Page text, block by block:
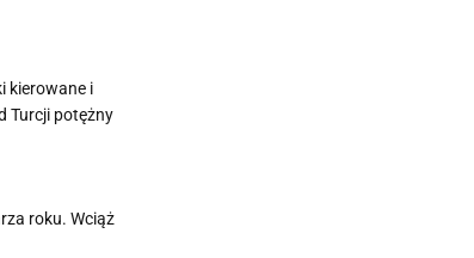
kierowane i
Turcji potężny
roku. Wciąż